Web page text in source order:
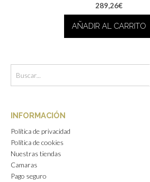
289,26€
AÑADIR AL CARRITO
INFORMACIÓN
Política de privacidad
Política de cookies
Nuestras tiendas
Camaras
Pago seguro